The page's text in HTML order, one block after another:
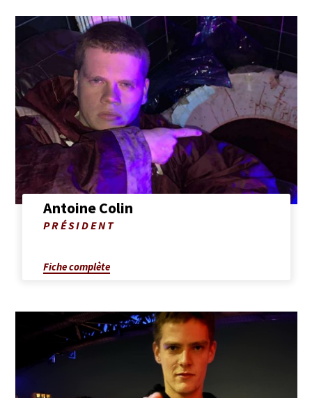
Afficher
complète
de
Antoine
Colin
PhotoAntoine Colin
PRÉSIDENT
Fiche complète
complète
de